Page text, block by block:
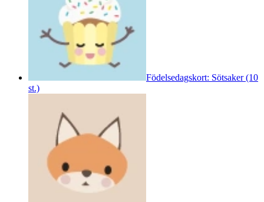
Födelsedagskort: Sötsaker (10
st.)